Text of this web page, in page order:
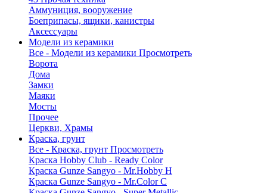
Аммуниция, вооружение
Боеприпасы, ящики, канистры
Аксессуары
Модели из керамики
Все - Модели из керамики Просмотреть
Ворота
Дома
Замки
Маяки
Мосты
Прочее
Церкви, Храмы
Краска, грунт
Все - Краска, грунт Просмотреть
Краска Hobby Club - Ready Color
Краска Gunze Sangyo - Mr.Hobby H
Краска Gunze Sangyo - Mr.Color C